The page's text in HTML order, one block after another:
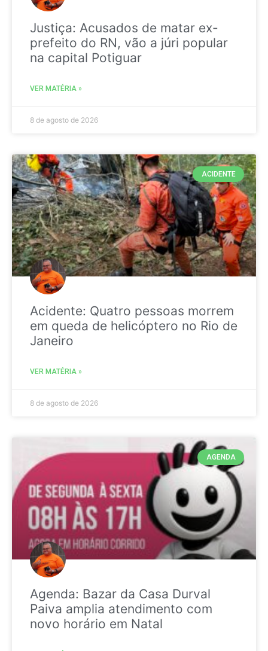
Justiça: Acusados de matar ex-
prefeito do RN, vão a júri popular
na capital Potiguar
VER MATÉRIA »
8 de agosto de 2026
ACIDENTE
Acidente: Quatro pessoas morrem
em queda de helicóptero no Rio de
Janeiro
VER MATÉRIA »
8 de agosto de 2026
AGENDA
Agenda: Bazar da Casa Durval
Paiva amplia atendimento com
novo horário em Natal